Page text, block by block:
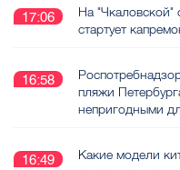
17:06
На "Чкаловской"
стартует
16:58
пляжи
непригодными
16:49
Какие модели